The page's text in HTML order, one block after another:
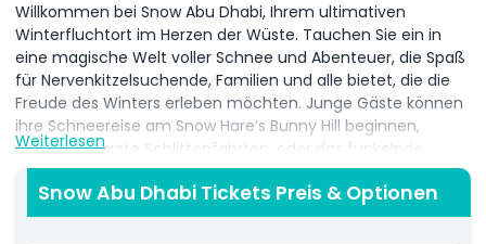
Willkommen bei Snow Abu Dhabi, Ihrem ultimativen
Winterfluchtort im Herzen der Wüste. Tauchen Sie ein in
eine magische Welt voller Schnee und Abenteuer, die Spaß
für Nervenkitzelsuchende, Familien und alle bietet, die die
Freude des Winters erleben möchten. Junge Gäste können
ihre Schneereise am Snow Hare’s Bunny Hill beginnen,
perfekt für erste Schlittenfahrten, oder das funkelnde
Crystal Carousel im Snowflake Garden genießen. Familien
können den Polar Express Zug besteigen, um gemeinsam
den mystischen Wald und Schneehaufen zu erkunden. Für
Weiterlesen
Snow Abu Dhabi Tickets Preis & Optionen